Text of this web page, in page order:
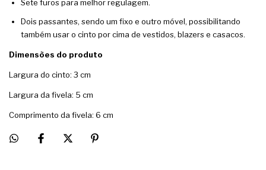
Sete furos para melhor regulagem.
Dois passantes, sendo um fixo e outro móvel, possibilitando
também usar o cinto por cima de vestidos, blazers e casacos.
Dimensões do produto
Largura do cinto: 3 cm
Largura da fivela: 5 cm
Comprimento da fivela: 6 cm